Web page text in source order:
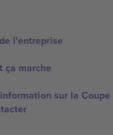
l'entreprise
ça marche
sur la Coupe